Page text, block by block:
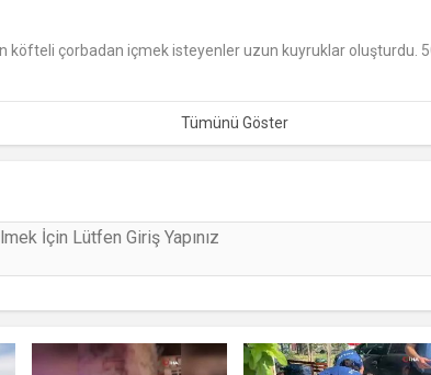
köfteli çorbadan içmek isteyenler uzun kuyruklar oluşturdu.